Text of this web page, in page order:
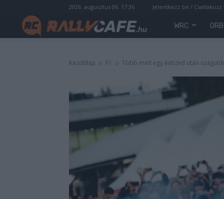
2026. augusztus 06. 17:36 Jelentkezz be / Csatlakozz
WRC ORB
Kezdőlap F1 Több mint egy évtized után